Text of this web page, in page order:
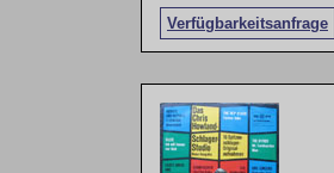
Verfügbarkeitsanfrage